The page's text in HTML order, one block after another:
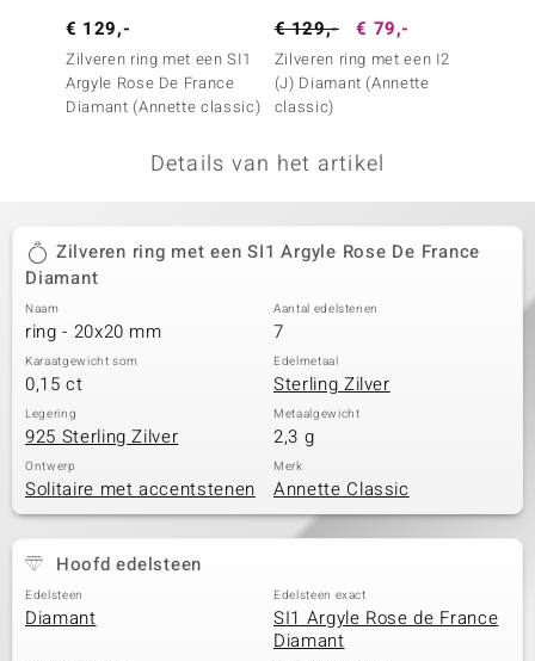
€ 129,-
Zilveren ring met een SI1
Argyle Rose De France
Diamant (Annette classic)
€ 129,- € 79,-
Zilveren ring met een I2
(J) Diamant (Annette
classic)
Details van het artikel
Zilveren ring met een SI1 Argyle Rose De France
Diamant
Naam
ring - 20x20 mm
Aantal edelstenen
7
Karaatgewicht som
0,15 ct
Edelmetaal
Sterling Zilver
Legering
925 Sterling Zilver
Metaalgewicht
2,3 g
Ontwerp
Solitaire met accentstenen
Merk
Annette Classic
Hoofd edelsteen
Edelsteen
Diamant
Edelsteen exact
SI1 Argyle Rose de France
Diamant